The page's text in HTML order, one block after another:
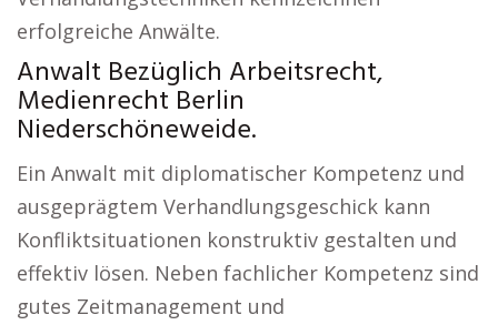
erfolgreiche Anwälte.
Anwalt Bezüglich Arbeitsrecht,
Medienrecht Berlin
Niederschöneweide.
Ein Anwalt mit diplomatischer Kompetenz und
ausgeprägtem Verhandlungsgeschick kann
Konfliktsituationen konstruktiv gestalten und
effektiv lösen. Neben fachlicher Kompetenz sind
gutes Zeitmanagement und